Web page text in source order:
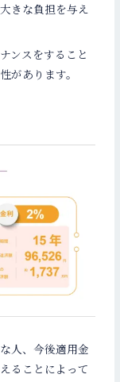
きな負担を与え
ンスをすること
があります。
人、今後適用金
ることによって